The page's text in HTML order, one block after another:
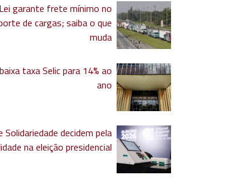
Lei garante frete mínimo no
de cargas; saiba o que
muda
taxa Selic para 14% ao
ano
Solidariedade decidem pela
na eleição presidencial